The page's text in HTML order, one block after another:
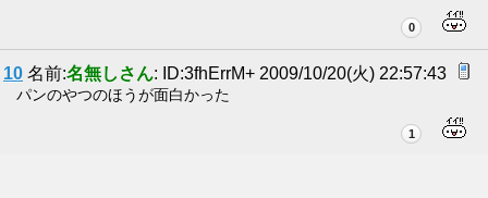
0
10 名前:名無しさん: ID:3fhErrM+ 2009/10/20(火) 22:57:43
パンのやつのほうが面白かった
1